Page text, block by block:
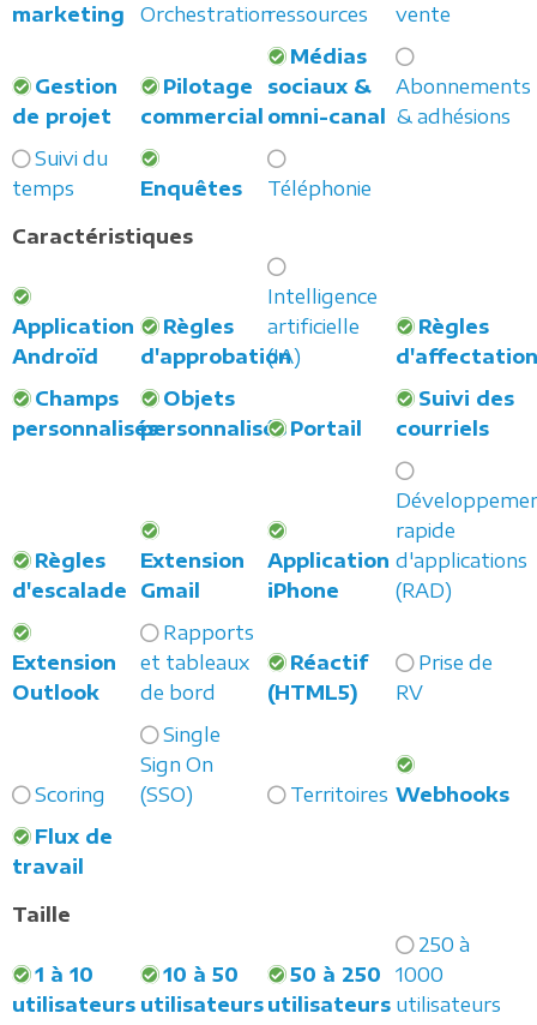
marketing
Orchestrationressources
vente
Gestion
de projet
Pilotage
commercial
Médias
sociaux &
omni-canal
Abonnements
& adhésions
Suivi du
temps
Enquêtes
Téléphonie
Caractéristiques
Application
Androïd
Règles
d'approbation
Intelligence
artificielle
(IA)
Règles
Champs
personnalisés
Objets
personnalisés Portail
Suivi des
courriels
Règles
d'escalade
Extension
Gmail
Application
iPhone
rapide
d'applications
(RAD)
Extension
Outlook
Rapports
et tableaux
de bord
Réactif
(HTML5)
Prise de
RV
Scoring
Single
Sign On
(SSO)
Territoires Webhooks
Flux de
travail
Taille
1 à 10
utilisateurs
10 à 50
utilisateurs
50 à 250
utilisateurs
250 à
1000
utilisateurs